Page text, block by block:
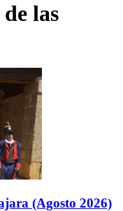
las
(Agosto 2026)